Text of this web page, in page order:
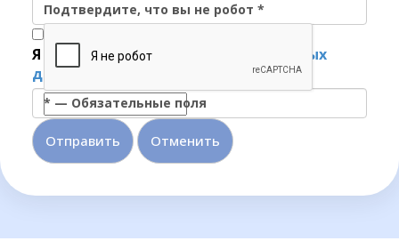
Подтвердите, что вы не робот *
Я согласен наобработку персональных
данных
* — Обязательные поля
Отменить